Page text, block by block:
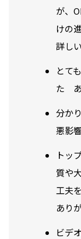
が、
けの
詳し
とて
た あ
分か
悪影
トッ
質や
工夫
あり
ビデ